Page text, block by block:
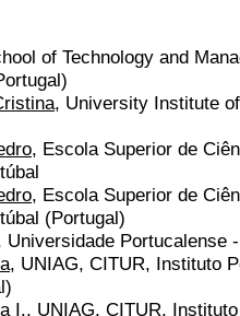
of Technology and
, University Institute
, Escola Superior de
, Escola Superior de
(Portugal)
Universidade Portucalense
, UNIAG, CITUR, Instituto
I., UNIAG, CITUR,